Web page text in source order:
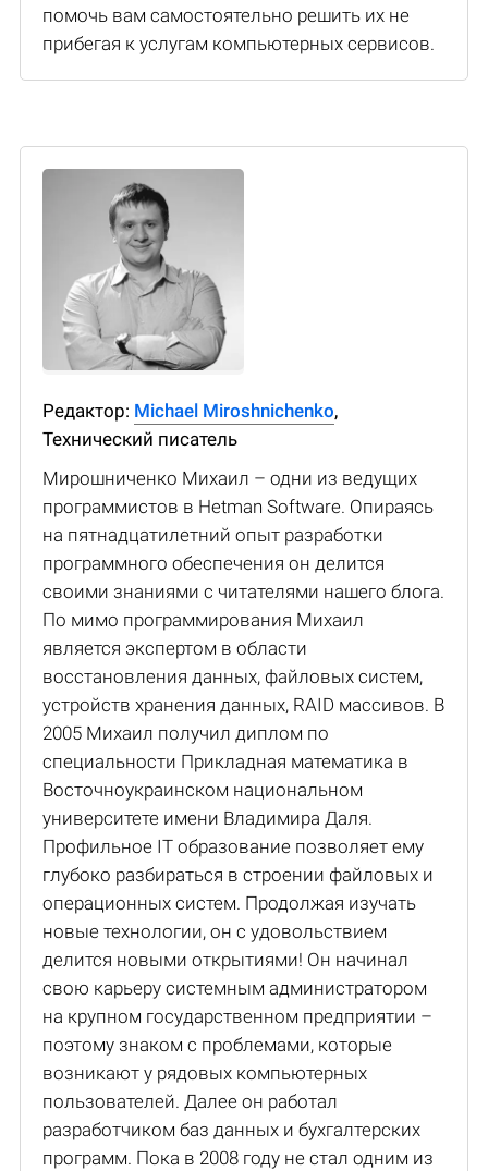
помочь вам самостоятельно решить их не
прибегая к услугам компьютерных сервисов.
Редактор: Michael Miroshnichenko,
Технический писатель
Мирошниченко Михаил – одни из ведущих
программистов в Hetman Software. Опираясь
на пятнадцатилетний опыт разработки
программного обеспечения он делится
своими знаниями с читателями нашего блога.
По мимо программирования Михаил
является экспертом в области
восстановления данных, файловых систем,
устройств хранения данных, RAID массивов. В
2005 Михаил получил диплом по
специальности Прикладная математика в
Восточноукраинском национальном
университете имени Владимира Даля.
Профильное IT образование позволяет ему
глубоко разбираться в строении файловых и
операционных систем. Продолжая изучать
новые технологии, он с удовольствием
делится новыми открытиями! Он начинал
свою карьеру системным администратором
на крупном государственном предприятии –
поэтому знаком с проблемами, которые
возникают у рядовых компьютерных
пользователей. Далее он работал
разработчиком баз данных и бухгалтерских
программ. Пока в 2008 году не стал одним из